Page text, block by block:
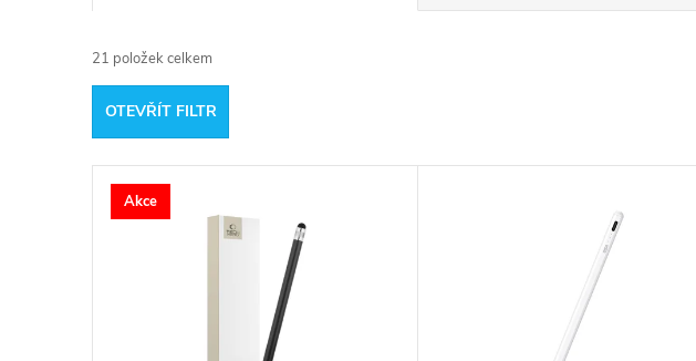
a
z
e
n
21 položek celkem
OTEVŘÍT FILTR
VAkce